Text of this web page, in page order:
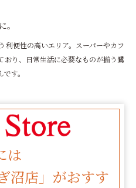
。
便性の高いエリア。スーパーやカフ
おり、日常生活に必要なものが揃う鷺
す。
は
沼店」がおすす